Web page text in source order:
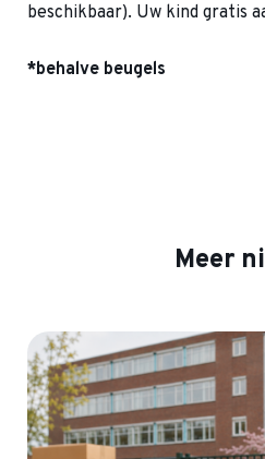
beschikbaar). Uw kind gratis
*behalve beugels
Meer